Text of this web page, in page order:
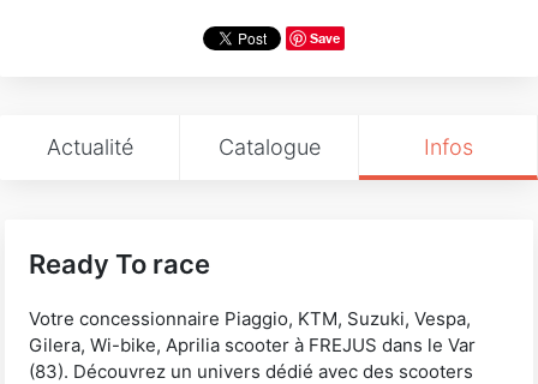
Save
Actualité Catalogue Infos
Ready To race
Votre concessionnaire Piaggio, KTM, Suzuki, Vespa,
Gilera, Wi-bike, Aprilia scooter à FREJUS dans le Var
(83). Découvrez un univers dédié avec des scooters